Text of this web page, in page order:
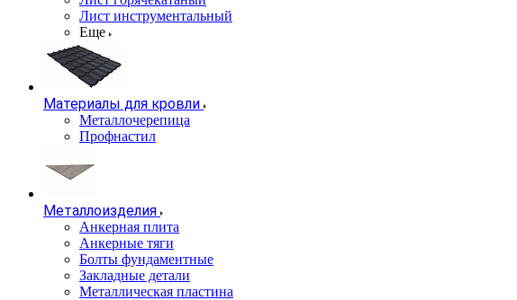
Лист инструментальный
Еще
Материалы для кровли
Металлочерепица
Профнастил
Металлоизделия
Анкерная плита
Анкерные тяги
Болты фундаментные
Закладные детали
Металлическая пластина